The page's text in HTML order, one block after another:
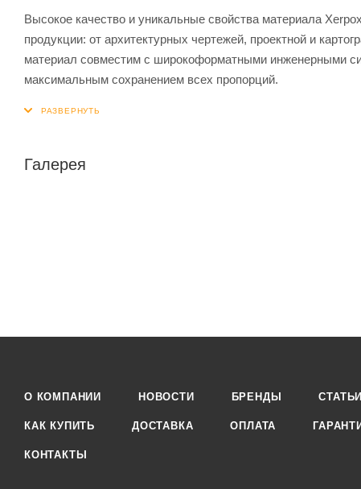
Высокое качество и уникальные свойства материала
продукции: от архитектурных чертежей, проектной и
материал совместим с широкоформатными инженерными
максимальным сохранением всех пропорций.
Галерея
О КОМПАНИИ НОВОСТИ БРЕНДЫ СТАТЬИ
КАК КУПИТЬ ДОСТАВКА ОПЛАТА
КОНТАКТЫ